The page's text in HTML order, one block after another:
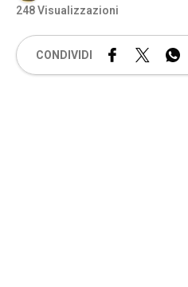
248 Visualizzazioni
CONDIVIDI